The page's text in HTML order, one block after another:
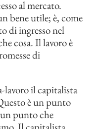
al mercato.
bene utile; è, come
di ingresso nel
cosa. Il lavoro è
di
lavoro il capitalista
è un punto
punto che